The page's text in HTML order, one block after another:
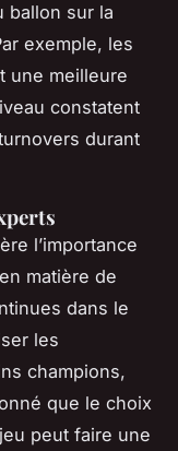
ballon sur la
exemple, les
une meilleure
constatent
durant
l’importance
en matière de
dans le
les
champions,
que le choix
peut faire une